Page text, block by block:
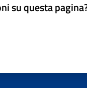
su questa